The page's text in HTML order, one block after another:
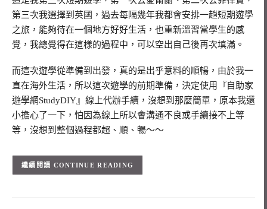
第三次我選擇到英國，過去每隔幾年我都會安排一趟短期遊學
之旅，能夠待在一個地方好好生活，也重新溫習當學生的感
覺，我總覺得在這樣的過程中，可以空出自己後再次填滿。
而這次遊學從準備到出發，真的是出乎意料的順暢，由於我一
直在海外生活，所以這次遊學的前期準備，決定使用『自助家
遊學網StudyDIY』線上代辦手續，沒想到那麼簡單，原本我還
小擔心了一下，怕因為線上所以會溝通不良或手續接不上等
等，沒想到整個過程都超、順、暢～～
CONTINUE READING